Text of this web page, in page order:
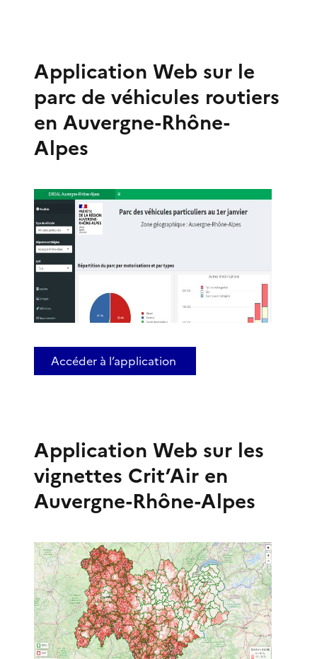
Application Web sur le
parc de véhicules routiers
en Auvergne-Rhône-
Alpes
Accéder à l’application
Application Web sur les
vignettes Crit’Air en
Auvergne-Rhône-Alpes